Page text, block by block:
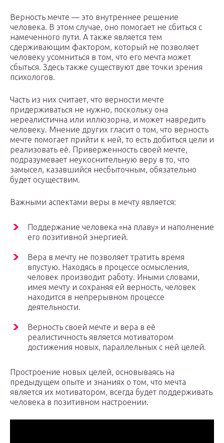
Верность мечте — это внутреннее решение
человека. В этом случае, оно помогает не сбиться с
намеченного пути. А также является тем
сдерживающим фактором, который не позволяет
человеку усомниться в том, что его мечта может
сбыться. Здесь также существуют две точки зрения
психологов.
Часть из них считает, что верности мечте
придерживаться не нужно, поскольку она
нереалистична или иллюзорна, и может навредить
человеку. Мнение других гласит о том, что верность
мечте помогает прийти к ней, то есть добиться цели и
реализовать её. Приверженность своей мечте,
подразумевает неукоснительную веру в то, что
замысел, казавшийся несбыточным, обязательно
будет осуществим.
Важными аспектами веры в мечту является:
Поддержание человека «на плаву» и наполнение
его позитивной энергией.
Вера в мечту не позволяет тратить время
впустую. Находясь в процессе осмысления,
человек производит работу. Иными словами,
имея мечту и сохраняя ей верность, человек
находится в непрерывном процессе
деятельности.
Верность своей мечте и вера в её
реалистичность является мотиватором
достижения новых, параллельных с ней целей.
Простроение новых целей, основываясь на
предыдущем опыте и знаниях о том, что мечта
является их мотиватором, всегда будет поддерживать
человека в позитивном настроении.